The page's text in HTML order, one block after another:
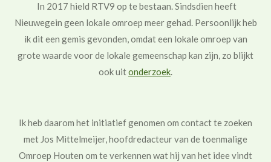
In 2017 hield RTV9 op te bestaan. Sindsdien heeft
Nieuwegein geen lokale omroep meer gehad. Persoonlijk heb
ik dit een gemis gevonden, omdat een lokale omroep van
grote waarde voor de lokale gemeenschap kan zijn, zo blijkt
ook uitonderzoek.
Ik heb daarom het initiatief genomen om contact te zoeken
met Jos Mittelmeijer, hoofdredacteur van de toenmalige
Omroep Houten om te verkennen wat hij van het idee vindt